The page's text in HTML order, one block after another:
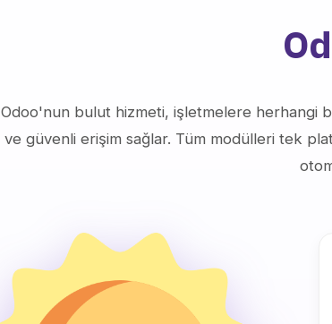
Odoo'nun bulut hizmeti, işletmelere herhangi
ve güvenli erişim sağlar. Tüm modülleri tek